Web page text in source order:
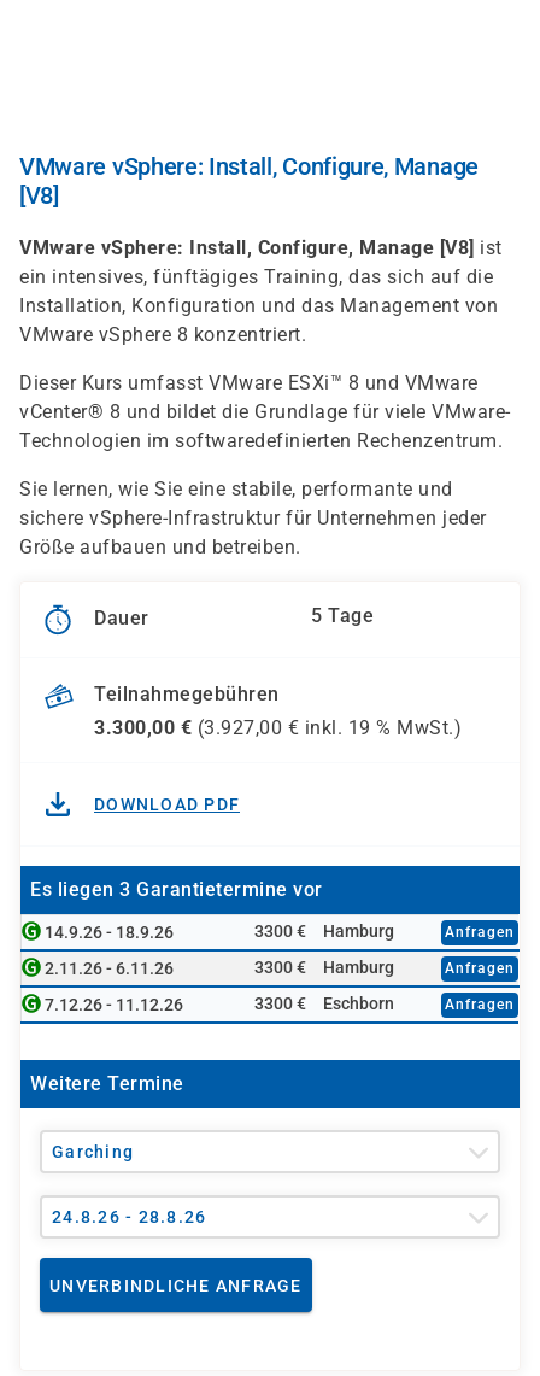
VMware vSphere: Install, Configure, Manage
[V8]
VMware vSphere: Install, Configure, Manage [V8] ist
ein intensives, fünftägiges Training, das sich auf die
Installation, Konfiguration und das Management von
VMware vSphere 8 konzentriert.
Dieser Kurs umfasst VMware ESXi™ 8 und VMware
vCenter® 8 und bildet die Grundlage für viele VMware-
Technologien im softwaredefinierten Rechenzentrum.
Sie lernen, wie Sie eine stabile, performante und
sichere vSphere-Infrastruktur für Unternehmen jeder
Größe aufbauen und betreiben.
Dauer 5 Tage
Teilnahmegebühren
3.300,00 € (3.927,00 € inkl. 19 % MwSt.)
DOWNLOAD PDF
Es liegen 3 Garantietermine vor
14.9.26 - 18.9.26 3300 € Hamburg Anfragen
2.11.26 - 6.11.26 3300 € Hamburg Anfragen
7.12.26 - 11.12.26 3300 € Eschborn Anfragen
Weitere Termine
Garching
24.8.26 - 28.8.26
UNVERBINDLICHE ANFRAGE